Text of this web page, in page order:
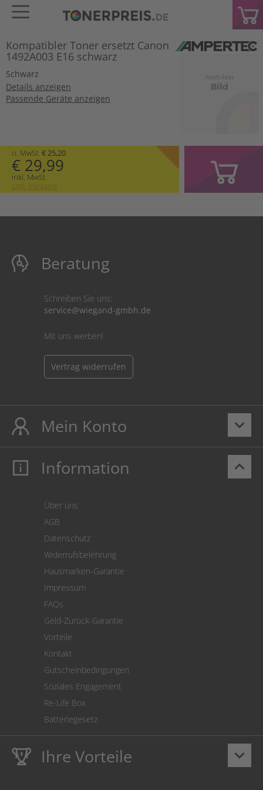
Kompatibler Toner ersetzt Canon
1492A003 E16 schwarz
Schwarz
Details anzeigen
Passende Geräte anzeigen
o. MwSt. € 25,20
€ 29,99
inkl. MwSt.
zzgl. Versand
Beratung
Schreiben Sie uns:
service@wiegand-gmbh.de
Mit uns werben!
Vertrag widerrufen
keyboard_arrow_down
Mein Konto
Mein Konto
Cookie Einstellungen
keyboard_arrow_up
Information
Über uns
AGB
Datenschutz
Widerrufsbelehrung
Hausmarken-Garantie
Impressum
FAQs
Geld-Zurück-Garantie
Vorteile
Kontakt
Gutscheinbedingungen
Soziales Engagement
Re-Life Box
Batteriegesetz
keyboard_arrow_down
Ihre Vorteile